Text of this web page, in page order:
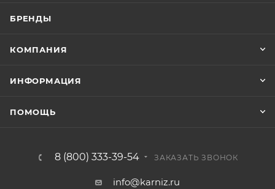
БРЕНДЫ
КОМПАНИЯ
ИНФОРМАЦИЯ
ПОМОЩЬ
8 (800) 333-39-54 ЗАКАЗАТЬ ЗВОНОК
info@karniz.ru